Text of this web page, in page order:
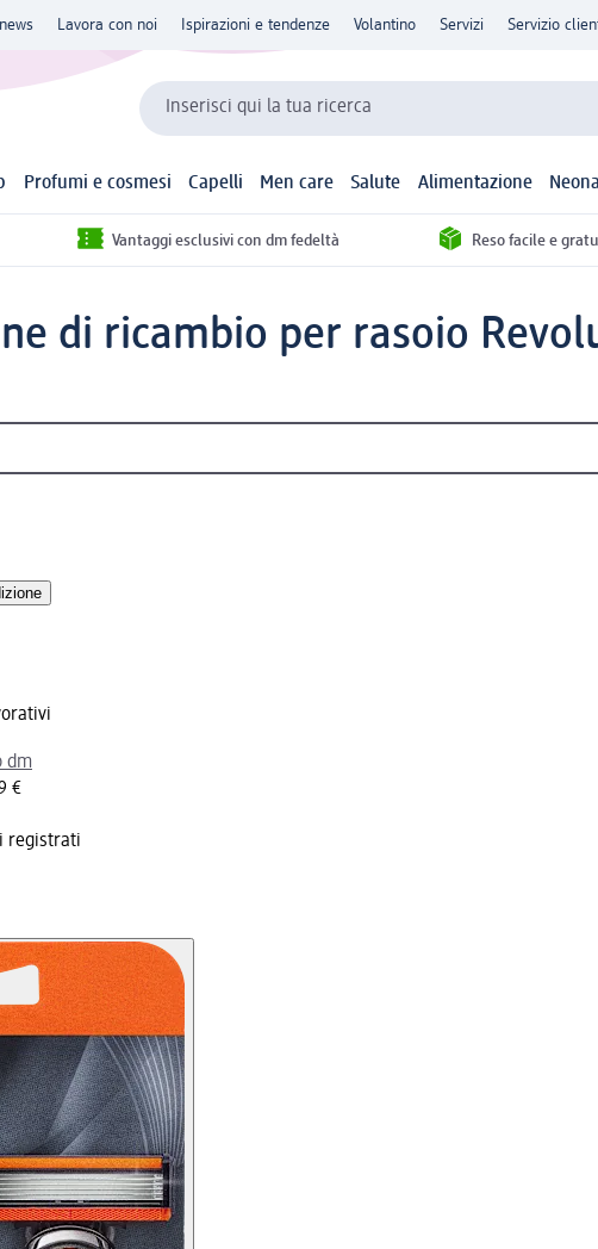
Lavora con noi Ispirazioni e tendenze Volantino Servizi Servizio
Inserisci qui la tua ricerca
Profumi e cosmesi Capelli Men care Salute Alimentazione
Vantaggi esclusivi con dm fedeltà Reso facile e
di ricambio per rasoio
dm
€
registrati